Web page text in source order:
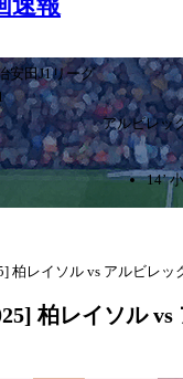
安田J1リーグ
アルビレッ
14’
柏レイソル vs アルビレッ
柏レイソル vs